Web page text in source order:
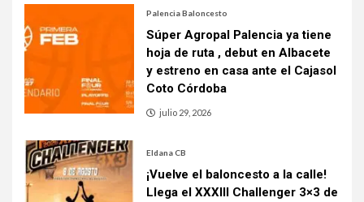
Palencia Baloncesto
Súper Agropal Palencia ya tiene
hoja de ruta , debut en Albacete
y estreno en casa ante el Cajasol
Coto Córdoba
julio 29, 2026
Eldana CB
¡Vuelve el baloncesto a la calle!
Llega el XXXIII Challenger 3×3 de